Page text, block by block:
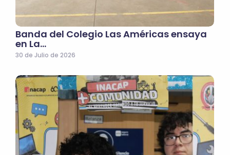
Banda del Colegio Las Américas ensaya
en La…
30 de Julio de 2026